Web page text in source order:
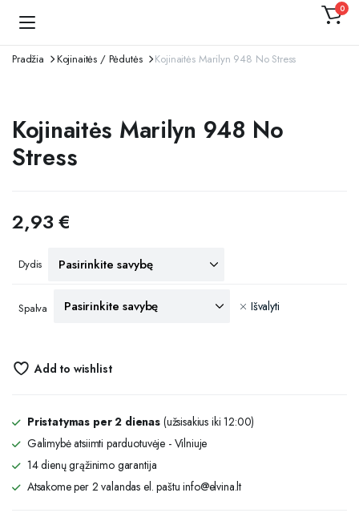
0
Pradžia Kojinaitės / Pėdutės Kojinaitės Marilyn 948 No Stress
Kojinaitės Marilyn 948 No
Stress
2,93€
Dydis
Spalva Išvalyti
Add to wishlist
Pristatymas per 2 dienas (užsisakius iki 12:00)
Galimybė atsiimti parduotuvėje - Vilniuje
14 dienų grąžinimo garantija
Atsakome per 2 valandas el. paštu info@elvina.lt